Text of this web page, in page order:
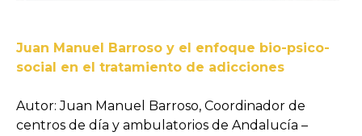
Juan Manuel Barroso y el enfoque bio-psico-
social en el tratamiento de adicciones
Autor: Juan Manuel Barroso, Coordinador de
centros de día y ambulatorios de Andalucía –